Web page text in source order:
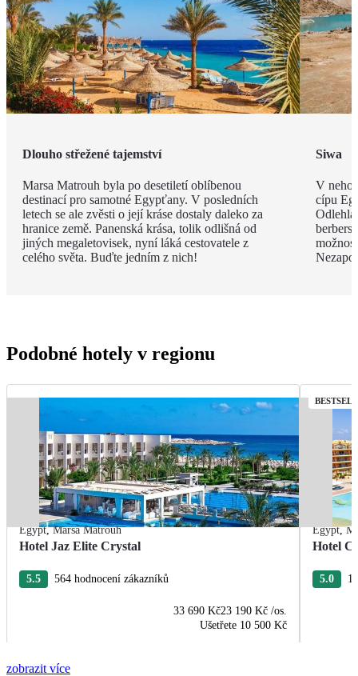
Dlouho střežené tajemství
Marsa Matrouh byla po desetiletí oblíbenou
destinací pro samotné Egypťany. V posledních
letech se ale zvěsti o její kráse dostaly daleko za
hranice země. Panenská krása, tolik odlišná od
jiných megaletovisek, nyní láká cestovatele z
celého světa. Buďte jedním z nich!
Siwa
V
cípu
Odlehlá
Podobné hotely v regionu
Egypt,Marsa Matrouh
Hotel Jaz Elite Crystal
5.5 564 hodnocení zákazníků
33 690 Kč23 190 Kč /os.
Ušetřete 10 500 Kč
Egypt,
Hotel
5.0
zobrazit více